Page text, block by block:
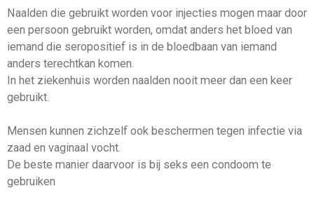
Naalden die gebruikt worden voor injecties mogen maar door
een persoon gebruikt worden, omdat anders het bloed van
iemand die seropositief is in de bloedbaan van iemand
anders terechtkan komen.
In het ziekenhuis worden naalden nooit meer dan een keer
gebruikt.
Mensen kunnen zichzelf ook beschermen tegen infectie via
zaad en vaginaal vocht.
De beste manier daarvoor is bij seks een condoom te
gebruiken